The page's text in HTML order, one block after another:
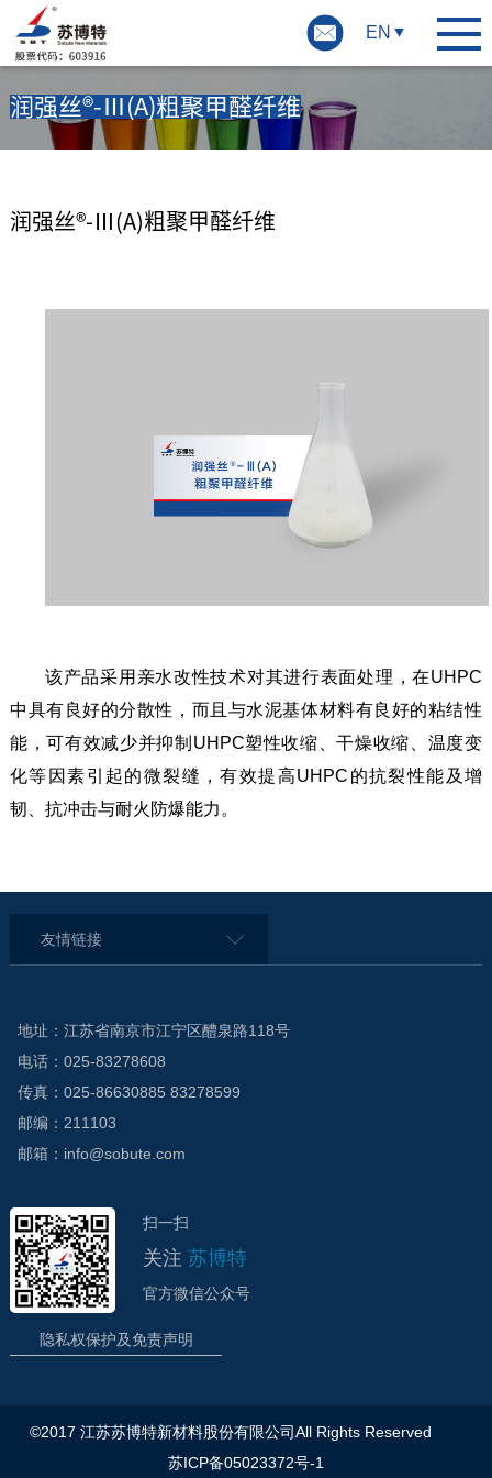
EN
润强丝®-Ⅲ(A)粗聚甲醛纤维
润强丝®-Ⅲ(A)粗聚甲醛纤维
该产品采用亲水改性技术对其进行表面处理，在UHPC
中具有良好的分散性，而且与水泥基体材料有良好的粘结性
能，可有效减少并抑制UHPC塑性收缩、干燥收缩、温度变
化等因素引起的微裂缝，有效提高UHPC的抗裂性能及增
韧、抗冲击与耐火防爆能力。
友情链接
地址：江苏省南京市江宁区醴泉路118号
电话：025-83278608
传真：025-86630885 83278599
邮编：211103
邮箱：info@sobute.com
扫一扫
关注 苏博特
官方微信公众号
隐私权保护及免责声明
©2017 江苏苏博特新材料股份有限公司All Rights Reserved
苏ICP备05023372号-1